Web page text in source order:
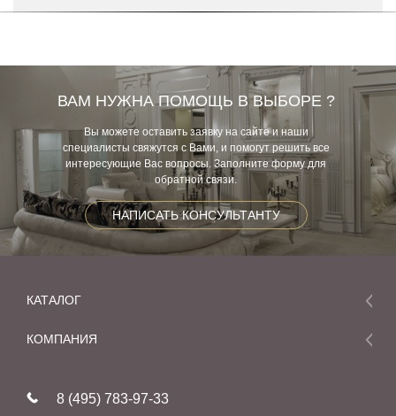
ВАМ НУЖНА ПОМОЩЬ В ВЫБОРЕ ?
Вы можете оставить заявку на сайте и наши
специалисты свяжутся с Вами, и помогут решить все
интересующие Вас вопросы. Заполните форму для
обратной связи.
НАПИСАТЬ КОНСУЛЬТАНТУ
КАТАЛОГ
Мебель
Новинки
КОМПАНИЯ
Реставрация
8 (495) 783-97-33